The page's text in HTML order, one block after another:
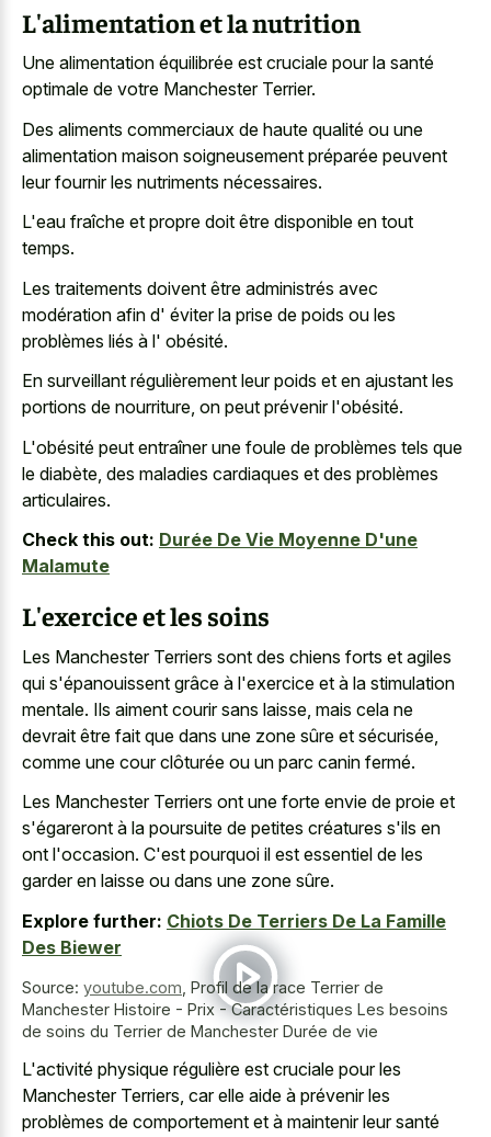
L'alimentation et la nutrition
Une alimentation équilibrée est cruciale pour la santé
optimale de votre Manchester Terrier.
Des aliments commerciaux de haute qualité ou une
alimentation maison soigneusement préparée peuvent
leur fournir les nutriments nécessaires.
L'eau fraîche et propre doit être disponible en tout
temps.
Les traitements doivent être administrés avec
modération afin d' éviter la prise de poids ou les
problèmes liés à l' obésité.
En surveillant régulièrement leur poids et en ajustant les
portions de nourriture, on peut prévenir l'obésité.
L'obésité peut entraîner une foule de problèmes tels que
le diabète, des maladies cardiaques et des problèmes
articulaires.
Check this out: Durée De Vie Moyenne D'une
Malamute
L'exercice et les soins
Les Manchester Terriers sont des chiens forts et agiles
qui s'épanouissent grâce à l'exercice et à la stimulation
mentale. Ils aiment courir sans laisse, mais cela ne
devrait être fait que dans une zone sûre et sécurisée,
comme une cour clôturée ou un parc canin fermé.
Les Manchester Terriers ont une forte envie de proie et
s'égareront à la poursuite de petites créatures s'ils en
ont l'occasion. C'est pourquoi il est essentiel de les
garder en laisse ou dans une zone sûre.
Explore further: Chiots De Terriers De La Famille
Des Biewer
Source: youtube.com Profil de la race Terrier de
Manchester Histoire - Prix - Caractéristiques Les besoins
de soins du Terrier de Manchester Durée de vie
L'activité physique régulière est cruciale pour les
Manchester Terriers, car elle aide à prévenir les
problèmes de comportement et à maintenir leur santé